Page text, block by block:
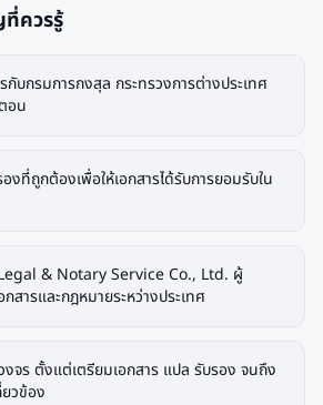
ควรรู้
กับกรมการกงสุล กระทรวงการต่างประเทศ
อน
งที่ถูกต้องเพื่อให้เอกสารได้รับการยอมรับใน
Legal & Notary Service Co., Ltd. ผู้
สารและกฎหมายระหว่างประเทศ
จร ตั้งแต่เตรียมเอกสาร แปล รับรอง จนถึง
วข้อง